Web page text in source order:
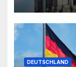
DEUTSCHLAND